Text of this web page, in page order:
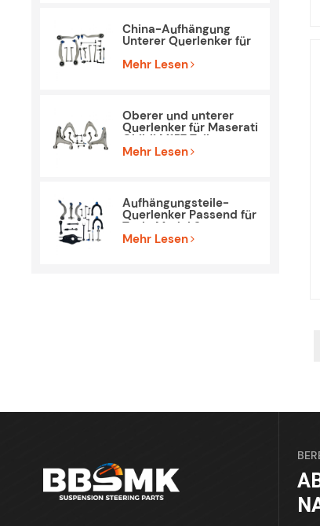
China-Aufhängung
Unterer Querlenker für
S212
Mehr Lesen
Oberer und unterer
Querlenker für Maserati
Ghibli M157 Teile
Mehr Lesen
Aufhängungsteile-
Querlenker Passend für
Tesla Model 3
Mehr Lesen